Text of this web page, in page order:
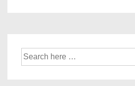
Banken
Suche
nach: